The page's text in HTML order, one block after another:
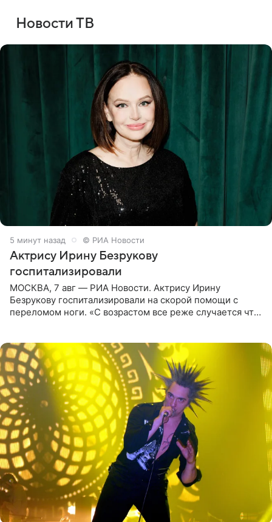
Новости ТВ
5 минут назад © РИА Новости
Актрису Ирину Безрукову
госпитализировали
МОСКВА, 7 авг — РИА Новости. Актрису Ирину
Безрукову госпитализировали на скорой помощи с
переломом ноги. «С возрастом все реже случается что-